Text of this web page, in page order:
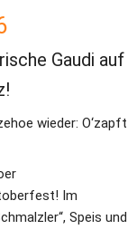
Gaudi auf
wieder: O‘zapft
Im
Speis und